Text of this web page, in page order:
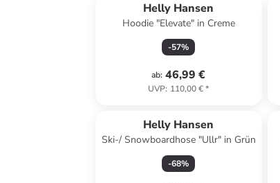
Helly Hansen
Hoodie "Elevate" in Creme
-57%
ab: 46,99 €
UVP: 110,00 €*
Helly Hansen
Ski-/ Snowboardhose "Ullr" in Grün
-68%